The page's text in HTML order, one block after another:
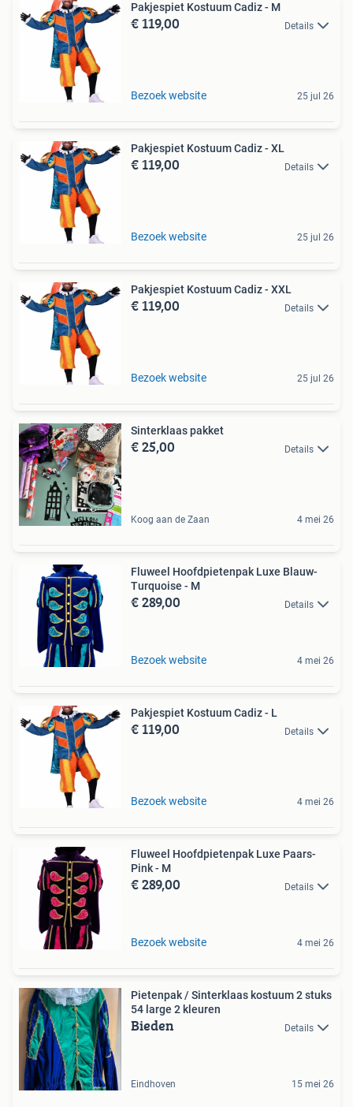
Pakjespiet Kostuum Cadiz - M
€ 119,00 Details
Bezoek website 25 jul 26
Pakjespiet Kostuum Cadiz - XL
€ 119,00 Details
Bezoek website 25 jul 26
Pakjespiet Kostuum Cadiz - XXL
€ 119,00 Details
Bezoek website 25 jul 26
Sinterklaas pakket
€ 25,00 Details
Koog aan de Zaan 4 mei 26
Fluweel Hoofdpietenpak Luxe Blauw-
Turquoise - M
€ 289,00 Details
Bezoek website 4 mei 26
Pakjespiet Kostuum Cadiz - L
€ 119,00 Details
Bezoek website 4 mei 26
Fluweel Hoofdpietenpak Luxe Paars-
Pink - M
€ 289,00 Details
Bezoek website 4 mei 26
Pietenpak / Sinterklaas kostuum 2 stuks
54 large 2 kleuren
Bieden Details
Eindhoven 15 mei 26